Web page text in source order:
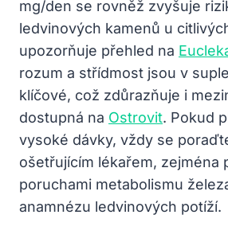
mg/den se rovněž zvyšuje
ledvinových kamenů u
upozorňuje přehled na
rozum a střídmost jsou v
klíčové, což zdůrazňuje i
dostupná na Ostrovit. Pokud
vysoké dávky, vždy se
ošetřujícím lékařem, zejména
poruchami metabolismu
anamnézu ledvinových potíží.